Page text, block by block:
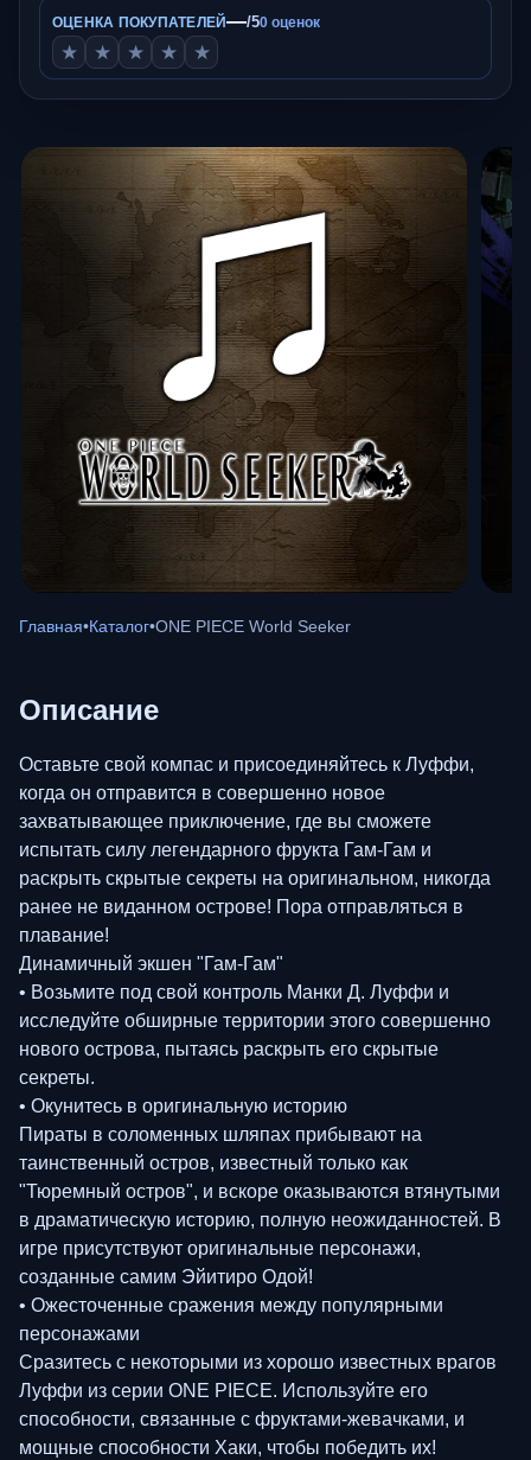
ОЦЕНКА ПОКУПАТЕЛЕЙ—/50 оценок
★ ★ ★ ★ ★
Главная•Каталог•ONE PIECE World Seeker
Описание
Оставьте свой компас и присоединяйтесь к Луффи,
когда он отправится в совершенно новое
захватывающее приключение, где вы сможете
испытать силу легендарного фрукта Гам-Гам и
раскрыть скрытые секреты на оригинальном, никогда
ранее не виданном острове! Пора отправляться в
плавание!
Динамичный экшен "Гам-Гам"
• Возьмите под свой контроль Манки Д. Луффи и
исследуйте обширные территории этого совершенно
нового острова, пытаясь раскрыть его скрытые
секреты.
• Окунитесь в оригинальную историю
Пираты в соломенных шляпах прибывают на
таинственный остров, известный только как
"Тюремный остров", и вскоре оказываются втянутыми
в драматическую историю, полную неожиданностей. В
игре присутствуют оригинальные персонажи,
созданные самим Эйитиро Одой!
• Ожесточенные сражения между популярными
персонажами
Сразитесь с некоторыми из хорошо известных врагов
Луффи из серии ONE PIECE. Используйте его
способности, связанные с фруктами-жевачками, и
мощные способности Хаки, чтобы победить их!